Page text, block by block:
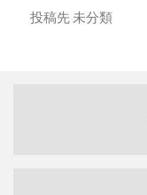
投稿先 未分類